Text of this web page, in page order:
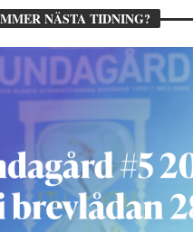
NÄSTA TIDNING?